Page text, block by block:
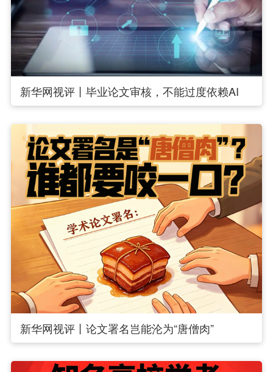
新华网视评丨毕业论文审核，不能过度依赖AI
新华网视评丨论文署名岂能沦为“唐僧肉”